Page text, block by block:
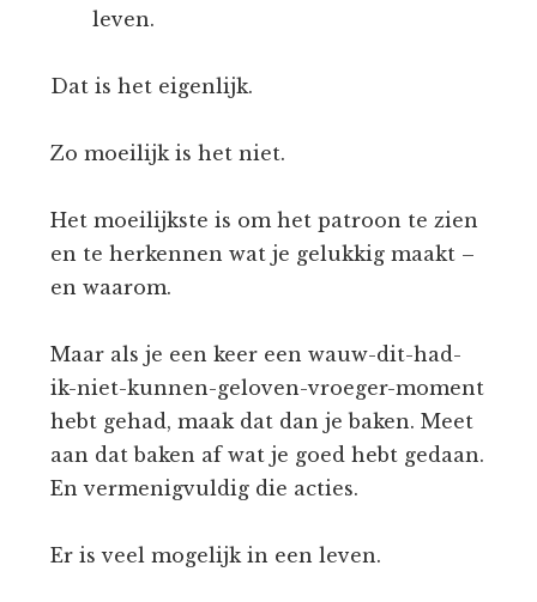
leven.
Dat is het eigenlijk.
Zo moeilijk is het niet.
Het moeilijkste is om het patroon te zien
en te herkennen wat je gelukkig maakt –
en waarom.
Maar als je een keer een wauw-dit-had-
ik-niet-kunnen-geloven-vroeger-moment
hebt gehad, maak dat dan je baken. Meet
aan dat baken af wat je goed hebt gedaan.
En vermenigvuldig die acties.
Er is veel mogelijk in een leven.